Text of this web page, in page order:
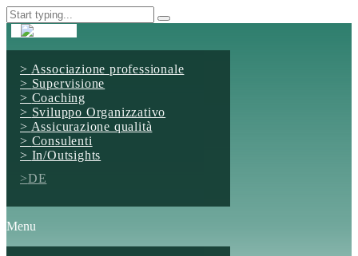
Associazione professionale
Supervisione
Coaching
Sviluppo Organizzativo
Assicurazione qualità
Consulenti
In/Outsights
DE
Menu